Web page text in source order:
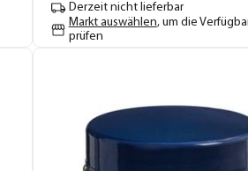
Derzeit nicht lieferbar
Markt auswählen, um die
prüfen